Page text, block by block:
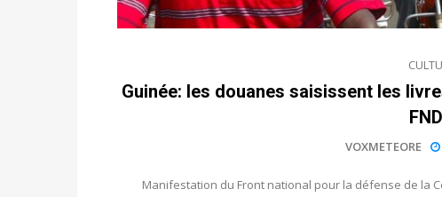
Guinée: les douanes saisissent les
VOXMETEORE
Manifestation du Front national pour la défense de la